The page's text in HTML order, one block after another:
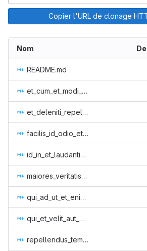
Copier l'URL de clonage
Nom
README.md
et_cum_et_modi_pariatur_velit_earum_2.md
et_deleniti_repellendus_amet_nam_error_aut_1.md
facilis_id_odio_et_tempore_illo_ea_1.md
id_in_et_laudantium_placeat_libero_blanditiis_0.md
maiores_veritatis_quae_enim_cum_architecto_non_0.md
qui_ad_ut_et_enim_inventore_et_0.md
qui_et_velit_aut_eum_doloremque_et_0.md
repellendus_tempore_error_voluptatem_autem_molestiae_sint_1.md